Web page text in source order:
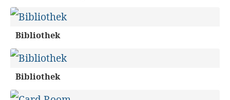
Bibliothek
Bibliothek